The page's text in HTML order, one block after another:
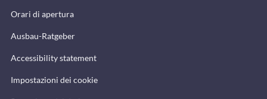
Orari di apertura
Ausbau-Ratgeber
Accessibility statement
Impostazioni dei cookie